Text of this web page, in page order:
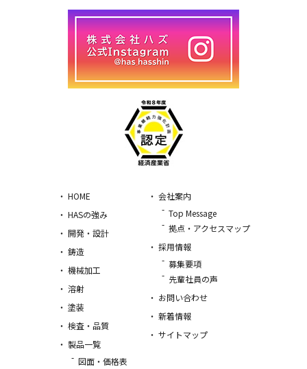
HOME
HASの強み
開発・設計
鋳造
機械加工
溶射
塗装
検査・品質
製品一覧
図面・価格表
会社案内
Top Message
拠点・アクセスマップ
採用情報
募集要項
先輩社員の声
お問い合わせ
新着情報
サイトマップ